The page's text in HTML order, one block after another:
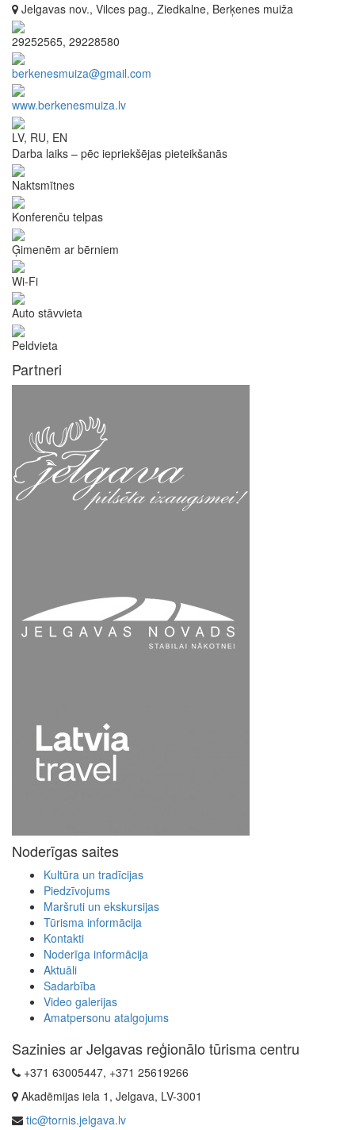
Jelgavas nov., Vilces pag., Ziedkalne, Berķenes muiža
29252565, 29228580
berkenesmuiza@gmail.com
www.berkenesmuiza.lv
LV, RU, EN
Darba laiks – pēc iepriekšējas pieteikšanās
Naktsmītnes
Konferenču telpas
Ģimenēm ar bērniem
Wi-Fi
Auto stāvvieta
Peldvieta
Partneri
Noderīgas saites
Kultūra un tradīcijas
Piedzīvojums
Maršruti un ekskursijas
Tūrisma informācija
Kontakti
Noderīga informācija
Aktuāli
Sadarbība
Video galerijas
Amatpersonu atalgojums
Sazinies ar Jelgavas reģionālo tūrisma centru
+371 63005447, +371 25619266
Akadēmijas iela 1, Jelgava, LV-3001
tic@tornis.jelgava.lv